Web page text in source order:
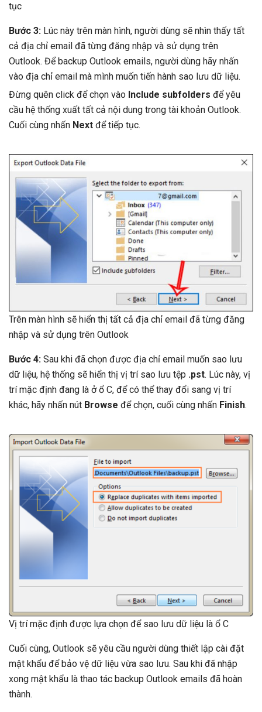
tục
Bước 3: Lúc này trên màn hình, người dùng sẽ nhìn thấy tất
cả địa chỉ email đã từng đăng nhập và sử dụng trên
Outlook. Để backup Outlook emails, người dùng hãy nhấn
vào địa chỉ email mà mình muốn tiến hành sao lưu dữ liệu.
Đừng quên click để chọn vào Include subfolders để yêu
cầu hệ thống xuất tất cả nội dung trong tài khoản Outlook.
Cuối cùng nhấn Next để tiếp tục.
Trên màn hình sẽ hiển thị tất cả địa chỉ email đã từng đăng
nhập và sử dụng trên Outlook
Bước 4: Sau khi đã chọn được địa chỉ email muốn sao lưu
dữ liệu, hệ thống sẽ hiển thị vị trí sao lưu tệp .pst. Lúc này, vị
trí mặc định đang là ở ổ C, để có thể thay đổi sang vị trí
khác, hãy nhấn nút Browse để chọn, cuối cùng nhấn Finish.
Vị trí mặc định được lựa chọn để sao lưu dữ liệu là ổ C
Cuối cùng, Outlook sẽ yêu cầu người dùng thiết lập cài đặt
mật khẩu để bảo vệ dữ liệu vừa sao lưu. Sau khi đã nhập
xong mật khẩu là thao tác backup Outlook emails đã hoàn
thành.